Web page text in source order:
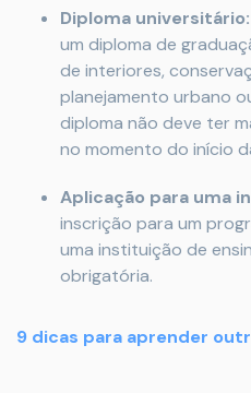
Diploma universitário:
um diploma de
de interiores,
planejamento urbano
diploma não deve ter
no momento do início
Aplicação para uma
inscrição para um
uma instituição de
obrigatória.
9 dicas para aprender